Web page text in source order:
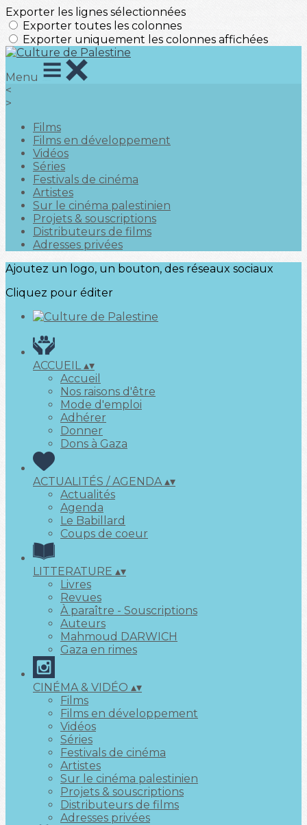
Exporter les lignes sélectionnées
Exporter toutes les colonnes
Exporter uniquement les colonnes affichées
Menu
<
>
Films
Films en développement
Vidéos
Séries
Festivals de cinéma
Artistes
Sur le cinéma palestinien
Projets & souscriptions
Distributeurs de films
Adresses privées
Ajoutez un logo, un bouton, des réseaux sociaux
Cliquez pour éditer
ACCUEIL▴▾
Accueil
Nos raisons d'être
Mode d'emploi
Adhérer
Donner
Dons à Gaza
ACTUALITÉS / AGENDA▴▾
Actualités
Agenda
Le Babillard
Coups de coeur
LITTERATURE ▴▾
Livres
Revues
À paraître - Souscriptions
Auteurs
Mahmoud DARWICH
Gaza en rimes
CINÉMA & VIDÉO ▴▾
Films
Films en développement
Vidéos
Séries
Festivals de cinéma
Artistes
Sur le cinéma palestinien
Projets & souscriptions
Distributeurs de films
Adresses privées